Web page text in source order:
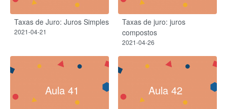
Taxas de Juro: Juros Simples
2021-04-21
Taxas de juro: juros
compostos​
2021-04-26
Aula 41 Aula 42